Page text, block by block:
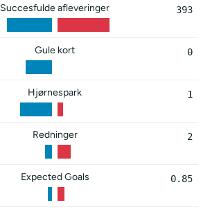
Succesfulde afleveringer 393
Gule kort 0
Hjørnespark 1
Redninger 2
Expected Goals 0.85